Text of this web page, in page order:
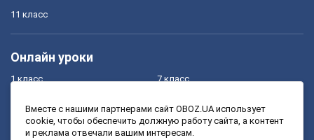
11 класс
Онлайн уроки
1 класс
3 класс
7 класс
9 класс
Вместе с нашими партнерами сайт OBOZ.UA использует
cookie, чтобы обеспечить должную работу сайта, а контент
и реклама отвечали вашим интересам.